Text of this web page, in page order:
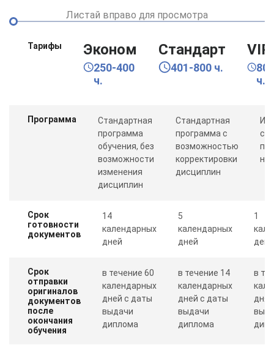
Листай вправо для просмотра
Тарифы Эконом
250-400
ч.
Стандарт
401-800 ч.
VIP
ч.
Программа
Стандартная
программа
обучения, без
возможности
изменения
дисциплин
Стандартная
программа с
возможностью
корректировки
дисциплин
Срок
готовности
документов
14
календарных
дней
5
календарных
дней
1
день
Срок
отправки
оригиналов
документов
после
окончания
обучения
в течение 60
календарных
дней с даты
выдачи
диплома
в течение 14
календарных
дней с даты
выдачи
диплома
в
дня